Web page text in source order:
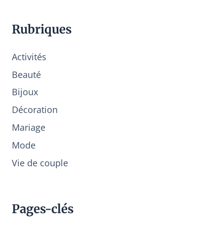
Rubriques
Activités
Beauté
Bijoux
Décoration
Mariage
Mode
Vie de couple
Pages-clés